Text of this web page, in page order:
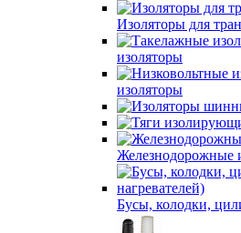
Изоляторы для
изоляторы
изоляторы
Железнодорожные
Бусы, колодки,